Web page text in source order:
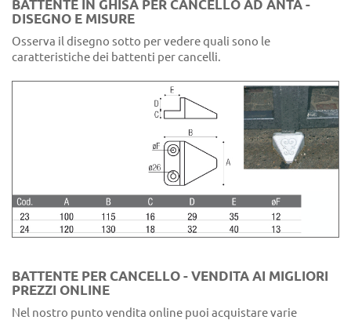
BATTENTE IN GHISA PER CANCELLO AD ANTA -
DISEGNO E MISURE
Osserva il disegno sotto per vedere quali sono le
caratteristiche dei battenti per cancelli.
BATTENTE PER CANCELLO - VENDITA AI MIGLIORI
PREZZI ONLINE
Nel nostro punto vendita online puoi acquistare varie